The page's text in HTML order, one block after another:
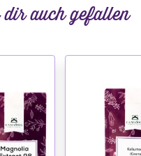
auch gefallen